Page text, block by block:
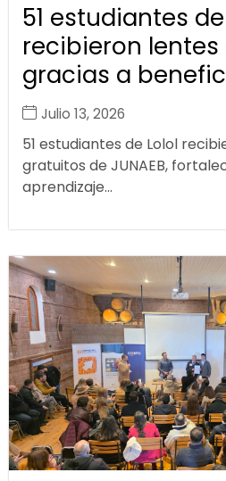
51 estudiantes
recibieron
gracias a
Julio 13, 2026
51 estudiantes de Lolol
gratuitos de JUNAEB,
aprendizaje...